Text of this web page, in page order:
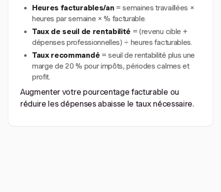
Heures facturables/an = semaines travaillées ×
heures par semaine × % facturable.
Taux de seuil de rentabilité = (revenu cible +
dépenses professionnelles) ÷ heures facturables.
Taux recommandé = seuil de rentabilité plus une
marge de 20 % pour impôts, périodes calmes et
profit.
Augmenter votre pourcentage facturable ou
réduire les dépenses abaisse le taux nécessaire.